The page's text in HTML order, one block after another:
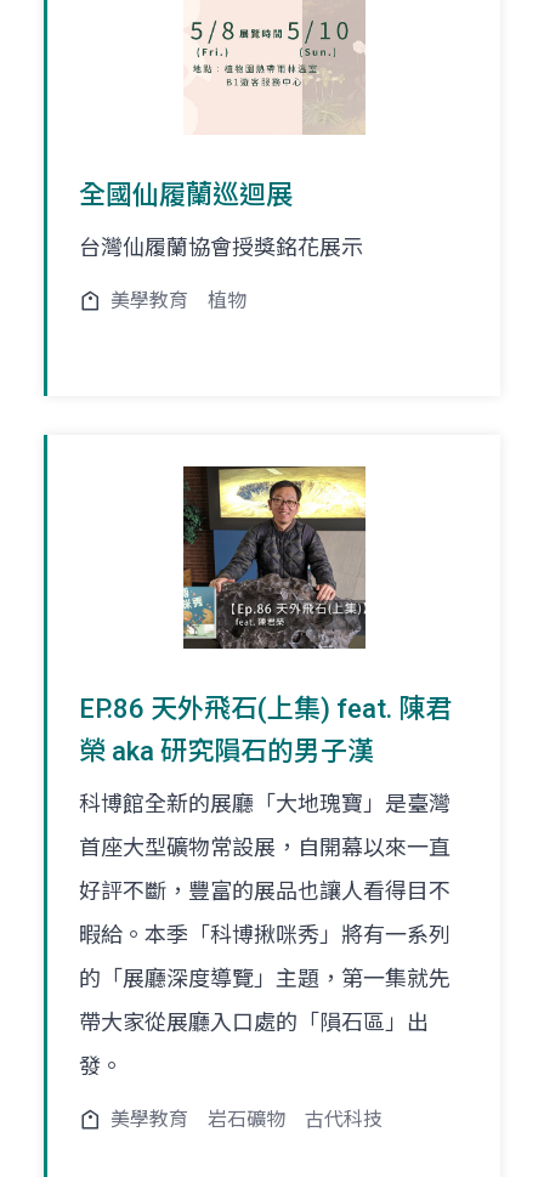
全國仙履蘭巡迴展
台灣仙履蘭協會授獎銘花展示
美學教育 植物
EP.86 天外飛石(上集) feat. 陳君
榮 aka 研究隕石的男子漢
科博館全新的展廳「大地瑰寶」是臺灣
首座大型礦物常設展，自開幕以來一直
好評不斷，豐富的展品也讓人看得目不
暇給。本季「科博揪咪秀」將有一系列
的「展廳深度導覽」主題，第一集就先
帶大家從展廳入口處的「隕石區」出
發。
美學教育 岩石礦物 古代科技